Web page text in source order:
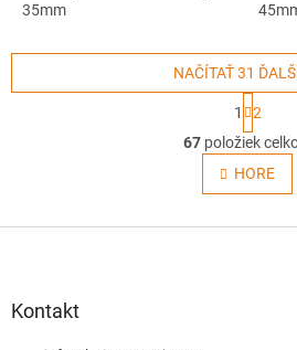
35mm
O
v
l
á
NAČÍTAŤ 31
S
t
r
á
n
k
v
1
2
67položiek
HORE
Kontakt